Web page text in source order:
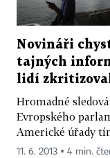
Novináři
tajných
lidí
Hromadné
Evropského
Americké úřady
11. 6. 2013 ▪ 4 min.